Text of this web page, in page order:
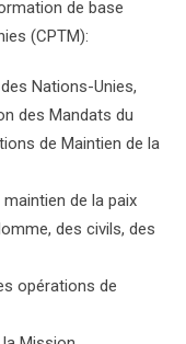
de base
(CPTM):
Nations-Unies,
des Mandats du
de Maintien de la
de la paix
des civils, des
opérations de